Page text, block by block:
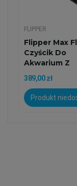
FLIPPER
Flipper Max
Czyścik Do
Akwarium Z
Ostrzem
389,00 zł
Produkt